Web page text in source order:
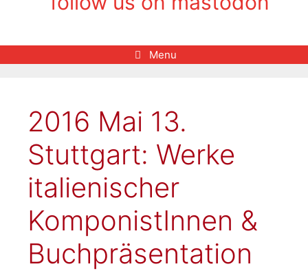
Menu
2016 Mai 13.
Stuttgart: Werke
italienischer
KomponistInnen &
Buchpräsentation